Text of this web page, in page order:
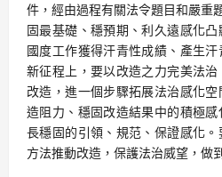
件，經由過程有關法令題目和嚴重
固最基礎、穩預期、利久遠感化凸
國度工作獲得汗青性成績、產生
新征程上，要以改造之力完美法
改造，進一個步驟拓展法治感化
造阻力、穩固改造結果中的積極
長穩固的引領、規范、保證感化
方法推動改造，保護法治威望，做